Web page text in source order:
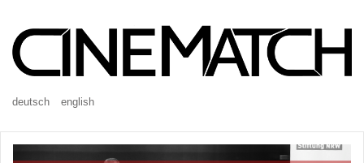
deutsch english